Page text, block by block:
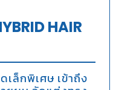
HAIR
ล็กพิเศษ เข้าถึง